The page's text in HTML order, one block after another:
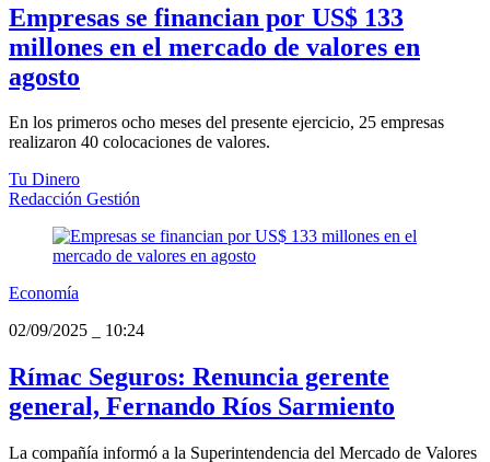
Empresas se financian por US$ 133
millones en el mercado de valores en
agosto
En los primeros ocho meses del presente ejercicio, 25 empresas
realizaron 40 colocaciones de valores.
Tu Dinero
Redacción Gestión
Economía
02/09/2025
10:24
Rímac Seguros: Renuncia gerente
general, Fernando Ríos Sarmiento
La compañía informó a la Superintendencia del Mercado de Valores